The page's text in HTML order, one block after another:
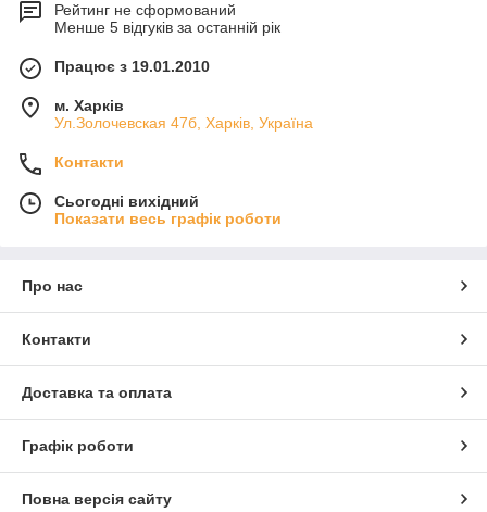
Рейтинг не сформований
Менше 5 відгуків за останній рік
Працює з 19.01.2010
м. Харків
Ул.Золочевская 47б, Харків, Україна
Контакти
Сьогодні вихідний
Показати весь графік роботи
Про нас
Контакти
Доставка та оплата
Графік роботи
Повна версія сайту